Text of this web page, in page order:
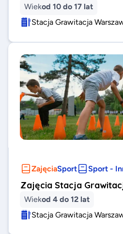
Wiekod 10 do 17 lat
Stacja Grawitacja
ZajęciaSport Sport -
Zajęcia Stacja
Wiekod 4 do 12 lat
Stacja Grawitacja